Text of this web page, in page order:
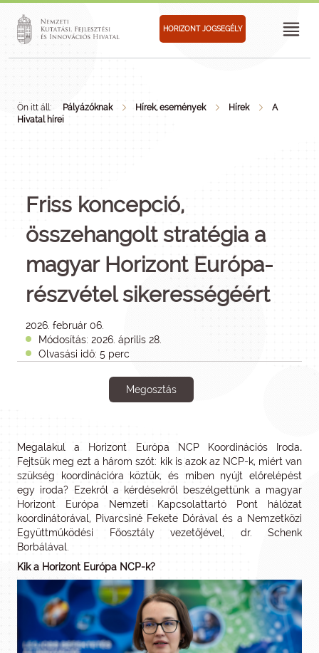
HORIZONT JOGSEGÉLY
Ön itt áll: Pályázóknak Hírek, események Hírek
A
Hivatal hírei
Friss koncepció,
összehangolt stratégia a
magyar Horizont Európa-
részvétel sikerességéért
2026. február 06.
Módosítás: 2026. április 28.
Olvasási idő: 5 perc
Megosztás
Megalakul a Horizont Európa NCP Koordinációs Iroda.
Fejtsük meg ezt a három szót: kik is azok az NCP-k, miért van
szükség koordinációra köztük, és miben nyújt előrelépést
egy iroda? Ezekről a kérdésekről beszélgettünk a magyar
Horizont Európa Nemzeti Kapcsolattartó Pont hálózat
koordinátorával, Pivarcsiné Fekete Dórával és a Nemzetközi
Együttműködési Főosztály vezetőjével, dr. Schenk
Borbálával.
Kik a Horizont Európa NCP-k?